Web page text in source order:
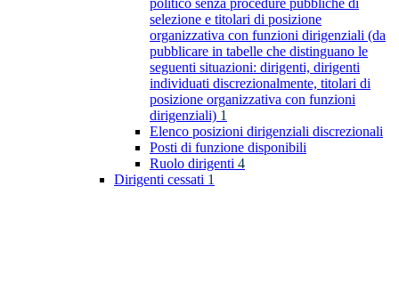
politico senza procedure pubbliche di
selezione e titolari di posizione
organizzativa con funzioni dirigenziali (da
pubblicare in tabelle che distinguano le
seguenti situazioni: dirigenti, dirigenti
individuati discrezionalmente, titolari di
posizione organizzativa con funzioni
dirigenziali) 1
Elenco posizioni dirigenziali discrezionali
Posti di funzione disponibili
Ruolo dirigenti 4
Dirigenti cessati 1